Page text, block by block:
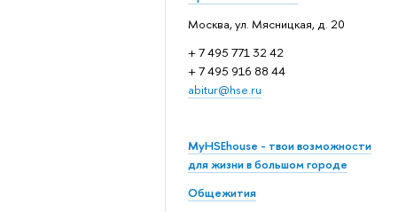
Москва, ул. Мясницкая, д. 20
+ 7 495 771 32 42
+ 7 495 916 88 44
abitur@hse.ru
MyHSEhouse - твои возможности
для жизни в большом городе
Общежития